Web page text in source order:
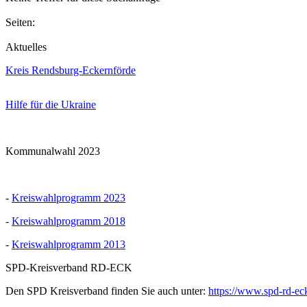
Seiten:
Aktuelles
Kreis Rendsburg-Eckernförde
Hilfe für die Ukraine
Kommunalwahl 2023
- Kreiswahlprogramm 2023
- Kreiswahlprogramm 2018
- Kreiswahlprogramm 2013
SPD-Kreisverband RD-ECK
Den SPD Kreisverband finden Sie auch unter: https://www.spd-rd-